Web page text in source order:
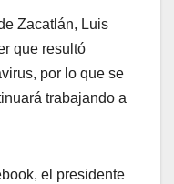
Zacatlán, Luis
que resultó
por lo que se
trabajando a
el presidente